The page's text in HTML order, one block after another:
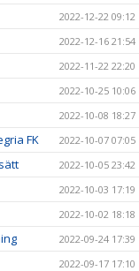
2022-12-22 09:12
2022-12-16 21:54
2022-11-22 22:20
2022-10-25 10:06
2022-10-08 18:27
FK 2022-10-07 07:05
2022-10-05 23:42
2022-10-03 17:19
2022-10-02 18:18
2022-09-24 17:39
2022-09-17 17:10